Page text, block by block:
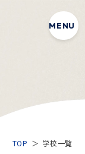
MENU
TOP 学校一覧